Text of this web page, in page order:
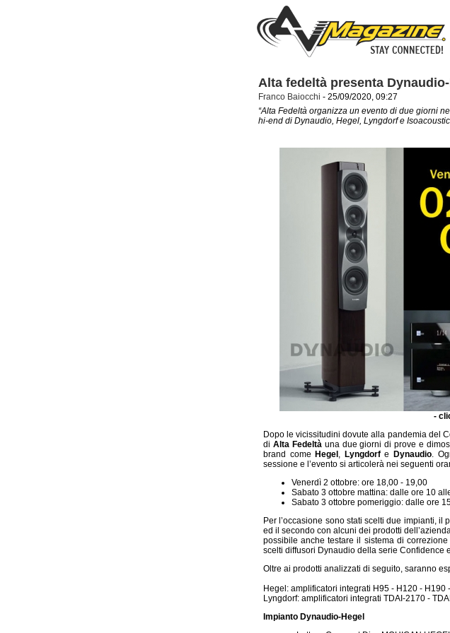
Alta fedeltà presenta
Franco Baiocchi - 25/09/2020, 09:27
“Alta Fedeltà organizza un evento di due giorni
hi-end di Dynaudio, Hegel, Lyngdorf e
-
Dopo le vicissitudini dovute alla pandemia del
di Alta Fedeltàuna due giorni di prove e
brand come Hegel , Lyngdorfe Dynaudio.
sessione e l’evento si articolerà nei seguenti
Venerdì 2 ottobre: ore 18,00 - 19,00
Sabato 3 ottobre mattina: dalle ore 10
Sabato 3 ottobre pomeriggio: dalle ore
Per l’occasione sono stati scelti due impianti,
ed il secondo con alcuni dei prodotti
possibile anche testare il sistema di
scelti diffusori Dynaudio della serie Confidence
Oltre ai prodotti analizzati di seguito, saranno
Hegel: amplificatori integrati H95 - H120 - H190
Lyngdorf: amplificatori integrati TDAI-2170 -
Impianto Dynaudio-Hegel